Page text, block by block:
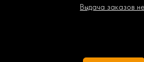
Выдача заказов